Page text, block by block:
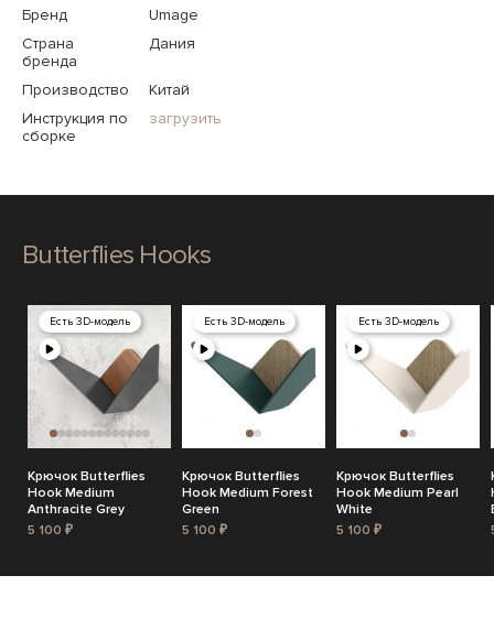
Бренд
Umage
Страна
бренда
Дания
Производство
Китай
Инструкция по
сборке
загрузить
Butterflies Hooks
Есть 3D-модель
Крючок Butterflies
Hook Medium
Anthracite Grey
5 100 ₽
Есть 3D-модель
Крючок Butterflies
Hook Medium Forest
Green
5 100 ₽
Есть 3D-модель
Крючок Butterflies
Hook Medium Pearl
White
5 100 ₽